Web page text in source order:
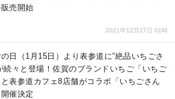
売開始
2021年12月27日 01時
日（1月15日）より表参道に”絶品いちごさ
続々と登場！佐賀のブランドいちご「いちご
表参道カフェ8店舗がコラボ「いちごさん
催決定